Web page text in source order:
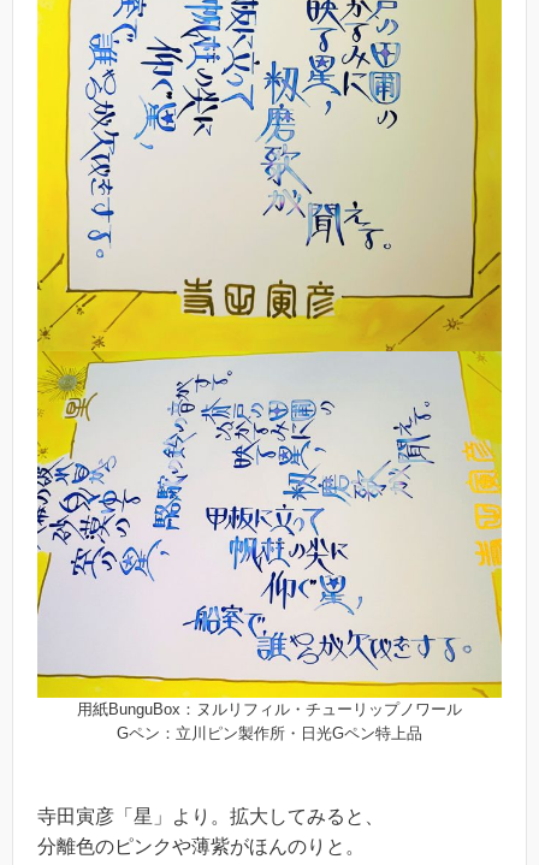
用紙BunguBox：ヌルリフィル・チューリップノワール
Gペン：立川ピン製作所・日光Gペン特上品
寺田寅彦「星」より。拡大してみると、
分離色のピンクや薄紫がほんのりと。